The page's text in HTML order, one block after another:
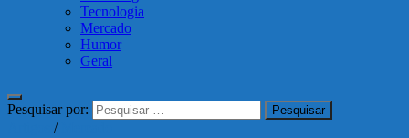
Tecnologia
Mercado
Humor
Geral
Pesquisar por:
/